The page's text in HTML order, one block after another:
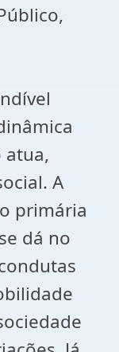
atua,
A
primária
dá no